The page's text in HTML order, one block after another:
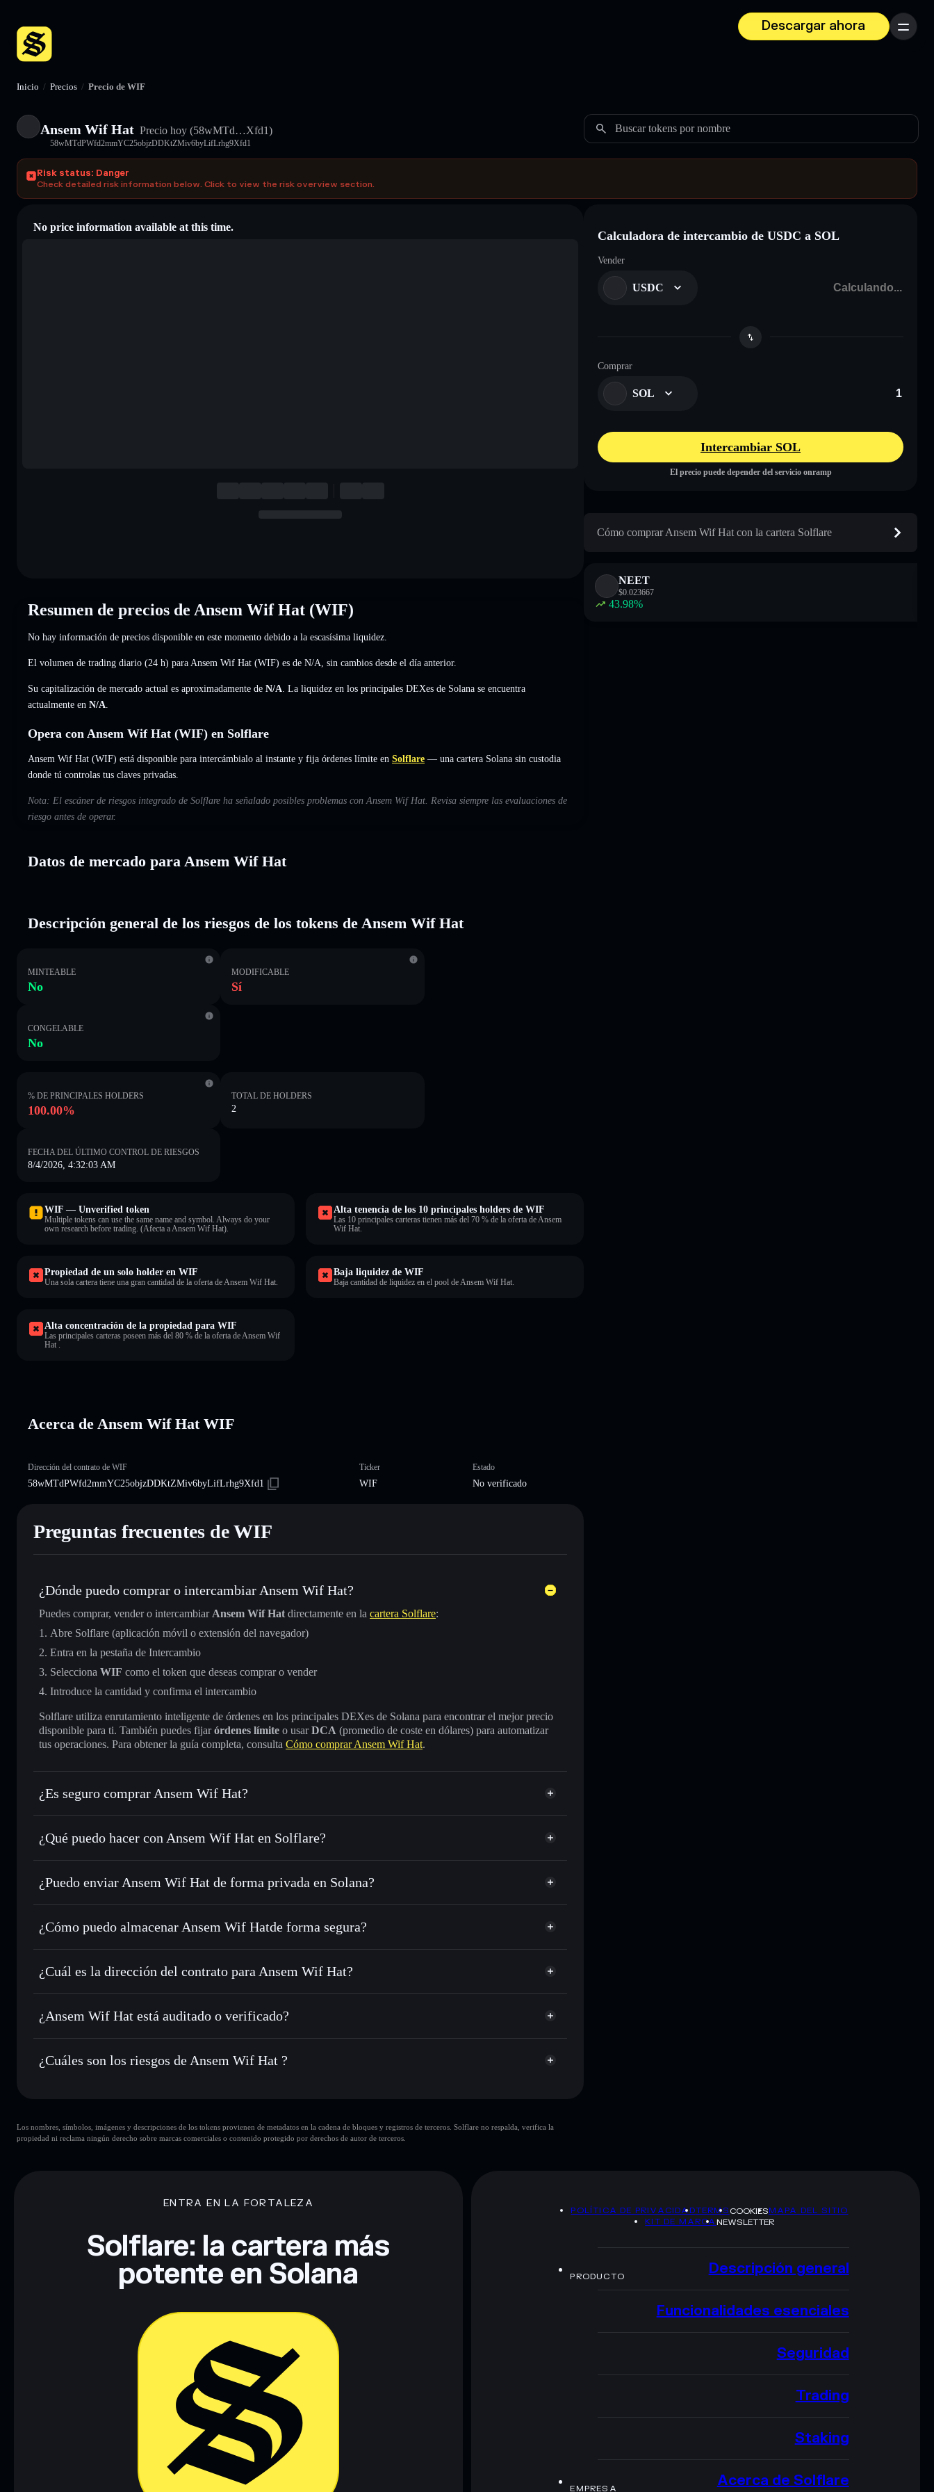
Descargar ahora
Menú
Inicio / Precios / Precio de WIF
Ansem Wif Hat Precio hoy (58wMTd…Xfd1)
58wMTdPWfd2mmYC25objzDDKtZMiv6byLifLrhg9Xfd1
Buscar tokens por nombre
Risk status: Danger
Check detailed risk information below. Click to view the risk overview section.
No price information available at this time.
Resumen de precios de Ansem Wif Hat (WIF)
No hay información de precios disponible en este momento debido a la escasísima liquidez.
El volumen de trading diario (24 h) para Ansem Wif Hat (WIF) es de N/A sin cambios desde el día anterior.
Su capitalización de mercado actual es aproximadamente de N/A . La liquidez en los principales DEXes de Solana se encuentra
actualmente en N/A
Opera con Ansem Wif Hat (WIF) en Solflare
Ansem Wif Hat (WIF) está disponible para intercámbialo al instante y fija órdenes límite en Solflare — una cartera Solana sin custodia
donde tú controlas tus claves privadas.
Nota: El escáner de riesgos integrado de Solflare ha señalado posibles problemas con Ansem Wif Hat. Revisa siempre las evaluaciones de
riesgo antes de operar.
Datos de mercado para Ansem Wif Hat
Descripción general de los riesgos de los tokens de Ansem Wif Hat
MINTEABLE
No
MODIFICABLE
Sí
CONGELABLE
No
% DE PRINCIPALES HOLDERS
100.00%
TOTAL DE HOLDERS
2
FECHA DEL ÚLTIMO CONTROL DE RIESGOS
8/4/2026, 4:32:03 AM
WIF — Unverified token
Multiple tokens can use the same name and symbol. Always do your
own research before trading. (Afecta a Ansem Wif Hat).
Alta tenencia de los 10 principales holders de WIF
Las 10 principales carteras tienen más del 70 % de la oferta de Ansem
Wif Hat.
Propiedad de un solo holder en WIF
Una sola cartera tiene una gran cantidad de la oferta de Ansem Wif Hat.
Baja liquidez de WIF
Baja cantidad de liquidez en el pool de Ansem Wif Hat.
Alta concentración de la propiedad para WIF
Las principales carteras poseen más del 80 % de la oferta de Ansem Wif
Hat .
Acerca de Ansem Wif Hat WIF
Dirección del contrato de WIF
58wMTdPWfd2mmYC25objzDDKtZMiv6byLifLrhg9Xfd1
Ticker
WIF
Estado
No verificado
Preguntas frecuentes de WIF
¿Dónde puedo comprar o intercambiar Ansem Wif Hat?
Puedes comprar, vender o intercambiar Ansem Wif Hat directamente en la cartera Solflare:
Abre Solflare (aplicación móvil o extensión del navegador)
Entra en la pestaña de Intercambio
Selecciona WIF como el token que deseas comprar o vender
Introduce la cantidad y confirma el intercambio
Solflare utiliza enrutamiento inteligente de órdenes en los principales DEXes de Solana para encontrar el mejor precio
disponible para ti. También puedes fijarórdenes límite o usarDCA (promedio de coste en dólares) para automatizar
tus operaciones. Para obtener la guía completa, consulta Cómo comprar Ansem Wif Hat.
¿Es seguro comprar Ansem Wif Hat?
Ansem Wif Hat no está verificado
¿Qué puedo hacer con Ansem Wif Hat en Solflare?
Ansem Wif Hat
cartera de Solflare
Intercambiar al instante : operar con WIF para SOL, USDC o miles de otros tokens de Solana con enrutamiento de
Utilizar DCA: promedio de coste en dólares en WIF a lo largo del tiempo
Enviar de forma privada: transferir WIF sin vincular públicamente las carteras usando el agregador de privacidad
integrado de Solflare
Holdear de forma segura: almacenar WIF en una cartera sin custodia donde tú controla tus claves privadas
¿Puedo enviar Ansem Wif Hat de forma privada en Solana?
agregador de privacidad
¿Cómo puedo almacenar Ansem Wif Hatde forma segura?
Ansem Wif Hat cartera sin custodia Solflare
¿Cuál es la dirección del contrato para Ansem Wif Hat?
Ansem Wif Hat
58wMTdPWfd2mmYC25objzDDKtZMiv6byLifLrhg9Xfd1
¿Ansem Wif Hat está auditado o verificado?
Ansem Wif Hat no está verificado actualmente
¿Cuáles son los riesgos de Ansem Wif Hat ?
carteras
Ansem Wif Hat
sola cartera
Los nombres, símbolos, imágenes y descripciones de los tokens provienen de metadatos en la cadena de bloques y registros de terceros. Solflare no respalda, verifica la
propiedad ni reclama ningún derecho sobre marcas comerciales o contenido protegido por derechos de autor de terceros.
Calculadora de intercambio de USDC a SOL
Vender
USDC
Comprar
SOL
Intercambiar SOL
El precio puede depender del servicio onramp
Cómo comprar Ansem Wif Hat con la cartera Solflare
NEET
$0.023667
43.98%
ENTRA EN LA FORTALEZA
Solflare: la cartera más
potente en Solana
POLÍTICA DE PRIVACIDADTERMSCOOKIESMAPA DEL SITIO
KIT DE MARCANEWSLETTER
PRODUCTO Descripción general
Funcionalidades esenciales
Seguridad
Trading
Staking
EMPRESA Acerca de Solflare